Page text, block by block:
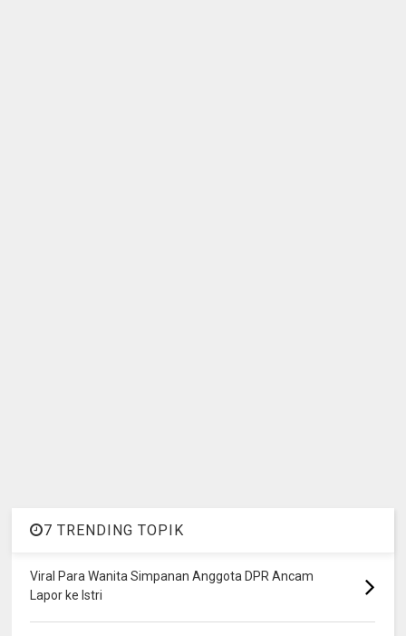
7 TRENDING TOPIK
Viral Para Wanita Simpanan Anggota DPR Ancam
Lapor ke Istri